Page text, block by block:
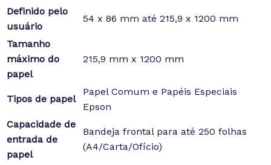
Definido pelo
usuário
54 x 86 mm até 215,9 x 1200 mm
Tamanho
máximo do
papel
215,9 mm x 1200 mm
Tipos de papel
Papel Comum e Papéis Especiais
Epson
Capacidade de
entrada de
papel
Bandeja frontal para até 250 folhas
(A4/Carta/Ofício)